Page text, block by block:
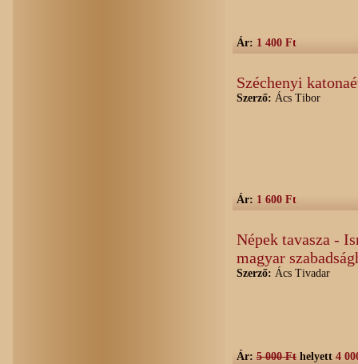
Ár: 1 400 Ft
Széchenyi
Szerző: Ács Tibor
Ár: 1 600 Ft
Népek tavasza -
magyar
Szerző: Ács Tivadar
Ár: 5 000 Ft helyett 4